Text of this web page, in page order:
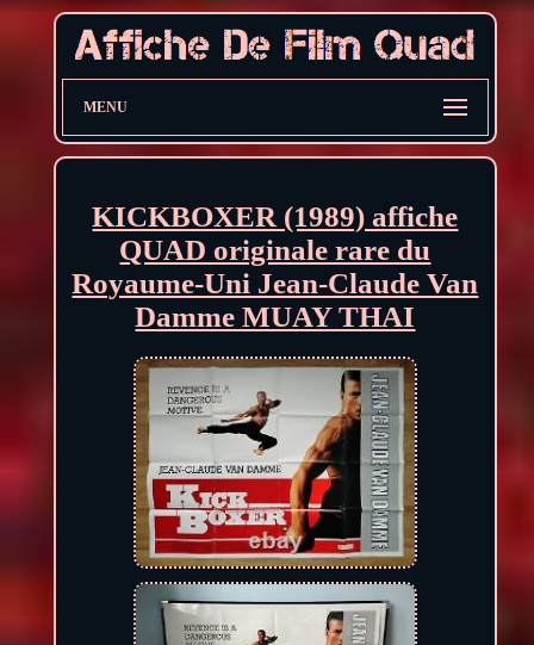
MENU
KICKBOXER (1989) affiche
QUAD originale rare du
Royaume-Uni Jean-Claude Van
Damme MUAY THAI